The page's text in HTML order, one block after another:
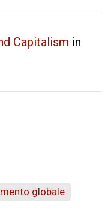
Capitalism in
globale